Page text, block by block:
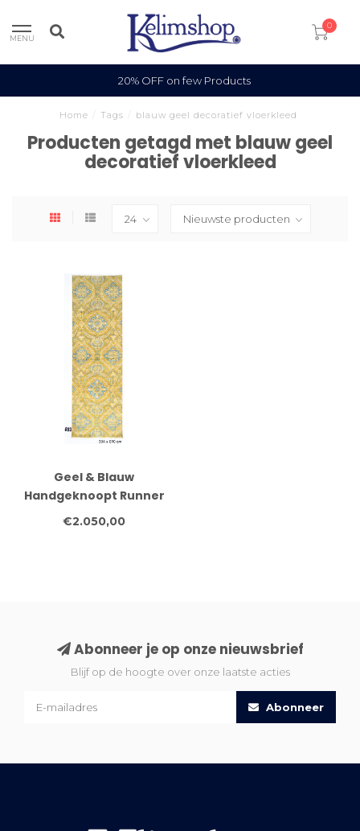
MENU
0
20% OFF on few Products
Home Tags blauw geel decoratief vloerkleed
Producten getagd met blauw geel
decoratief vloerkleed
Geel & Blauw
Handgeknoopt Runner
Tapijt – 304 x 090 cm –
€2.050,00
Abonneer je op onze nieuwsbrief
Blijf op de hoogte over onze laatste acties
Abonneer